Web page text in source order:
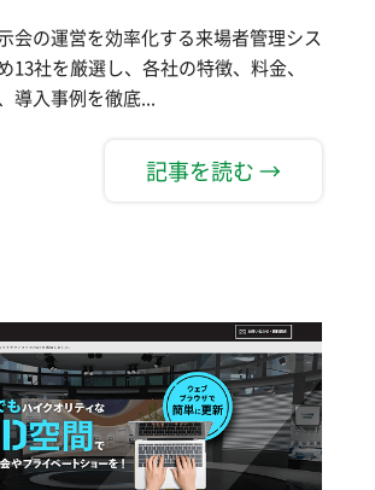
会の運営を効率化する来場者管理シス
13社を厳選し、各社の特徴、料金、
導入事例を徹底...
記事を読む →